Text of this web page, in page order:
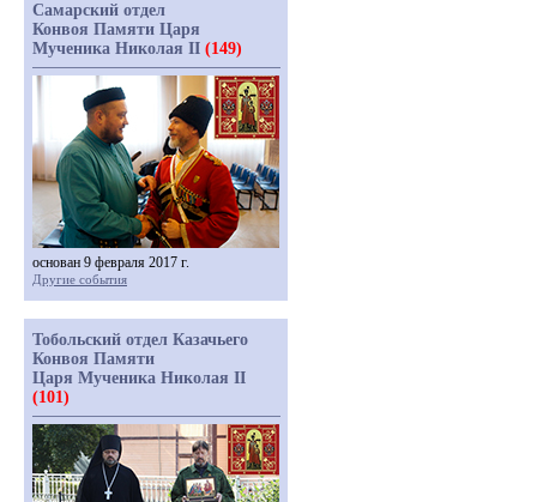
Самарский отдел
Конвоя Памяти Царя
Мученика Николая II (149)
основан 9 февраля 2017 г.
Другие события
Тобольский отдел Казачьего
Конвоя Памяти
Царя Мученика Николая II
(101)